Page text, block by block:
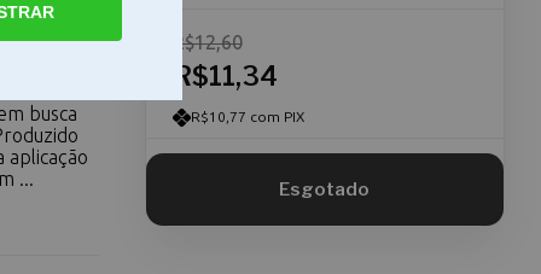
- 1324 -
busca
aplicação
...
R$11,34
R$12,60
R$10,77 com PIX